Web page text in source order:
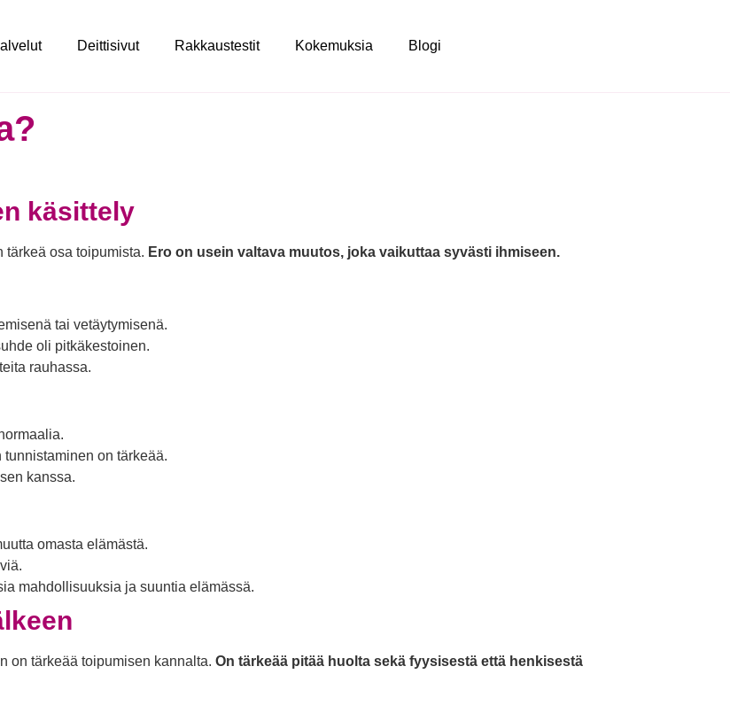
Deittisivut Rakkaustestit Kokemuksia Blogi
käsittely
tärkeä osa toipumista. Ero on usein valtava muutos, joka vaikuttaa syvästi ihmiseen.
tai vetäytymisenä.
oli pitkäkestoinen.
rauhassa.
on tärkeää.
kanssa.
omasta elämästä.
mahdollisuuksia ja suuntia elämässä.
on tärkeää toipumisen kannalta. On tärkeää pitää huolta sekä fyysisestä että henkisestä